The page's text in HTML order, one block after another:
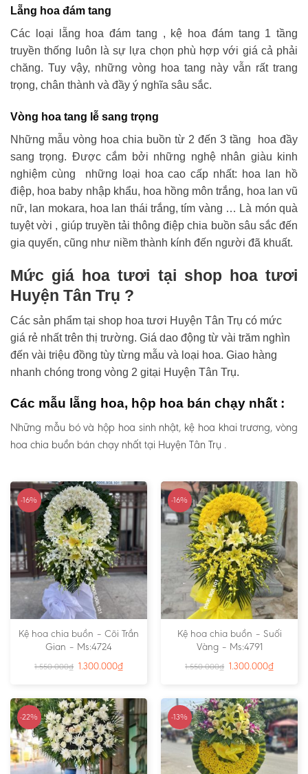
Lẵng hoa đám tang
Các loại lẵng hoa đám tang , kệ hoa đám tang 1 tầng
truyền thống luôn là sự lựa chọn phù hợp với giá cả phải
chăng. Tuy vậy, những vòng hoa tang này vẫn rất trang
trọng, chân thành và đầy ý nghĩa sâu sắc.
Vòng hoa tang lễ sang trọng
Những mẫu vòng hoa chia buồn từ 2 đến 3 tầng hoa đầy
sang trọng. Được cắm bởi những nghệ nhân giàu kinh
nghiệm cùng những loại hoa cao cấp nhất: hoa lan hồ
điệp, hoa baby nhập khẩu, hoa hồng môn trắng, hoa lan vũ
nữ, lan mokara, hoa lan thái trắng, tím vàng … Là món quà
tuyệt vời , giúp truyền tải thông điệp chia buồn sâu sắc đến
gia quyến, cũng như niềm thành kính đến người đã khuất.
Mức giá hoa tươi tại shop hoa tươi
Huyện Tân Trụ ?
Các sản phẩm tại shop hoa tươi Huyện Tân Trụ có mức
giá rẻ nhất trên thị trường. Giá dao động từ vài trăm nghìn
đến vài triệu đồng tùy từng mẫu và loại hoa. Giao hàng
nhanh chóng trong vòng 2 gitại Huyện Tân Trụ.
Các mẫu lẵng hoa, hộp hoa bán chạy nhất :
Những mẫu bó và hộp hoa sinh nhật, kệ hoa khai trương, vòng
hoa chia buồn bán chạy nhất tại Huyện Tân Trụ .
-16%
Kệ hoa chia buồn – Cõi Trần
Gian – Ms:4724
1.550.000₫ 1.300.000₫
-16%
Kệ hoa chia buồn – Suối
Vàng – Ms:4791
1.550.000₫ 1.300.000₫
-22% -13%